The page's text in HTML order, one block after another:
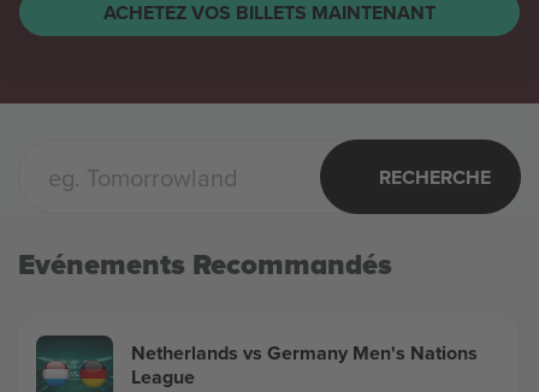
ACHETEZ VOS BILLETS MAINTENANT
RECHERCHE
Evénements Recommandés
Netherlands vs Germany Men's Nations
League